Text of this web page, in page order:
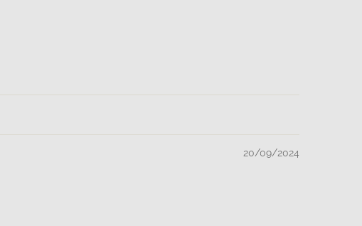
20/09/2024